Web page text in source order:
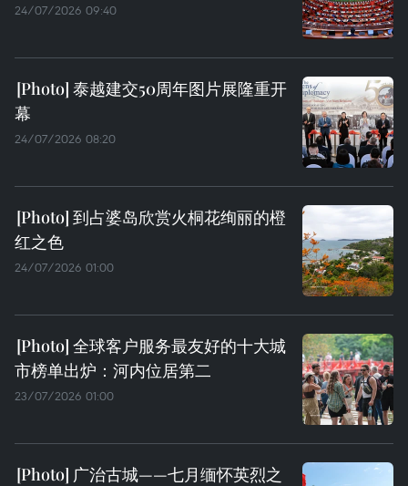
24/07/2026 09:40
泰越建交50周年图片展隆重开
幕
24/07/2026 08:20
到占婆岛欣赏火桐花绚丽的橙
红之色
24/07/2026 01:00
全球客户服务最友好的十大城
市榜单出炉：河内位居第二
23/07/2026 01:00
广治古城——七月缅怀英烈之